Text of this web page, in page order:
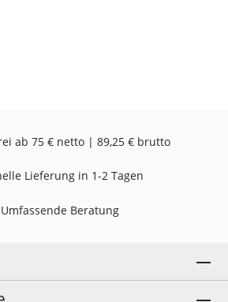
ab 75 € netto | 89,25 € brutto
Lieferung in 1-2 Tagen
Umfassende Beratung